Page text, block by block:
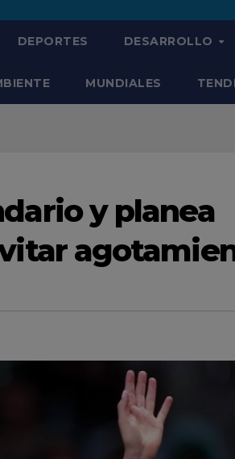
DEPORTES DESARROLLO
MUNDIALES
y planea